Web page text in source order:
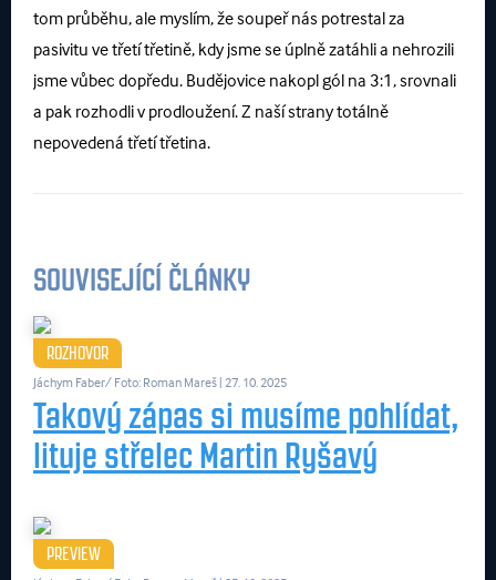
tom průběhu, ale myslím, že soupeř nás potrestal za
pasivitu ve třetí třetině, kdy jsme se úplně zatáhli a nehrozili
jsme vůbec dopředu. Budějovice nakopl gól na 3:1, srovnali
a pak rozhodli v prodloužení. Z naší strany totálně
nepovedená třetí třetina.
SOUVISEJÍCÍ ČLÁNKY
ROZHOVOR
Jáchym Faber/ Foto: Roman Mareš | 27. 10. 2025
Takový zápas si musíme pohlídat,
lituje střelec Martin Ryšavý
PREVIEW